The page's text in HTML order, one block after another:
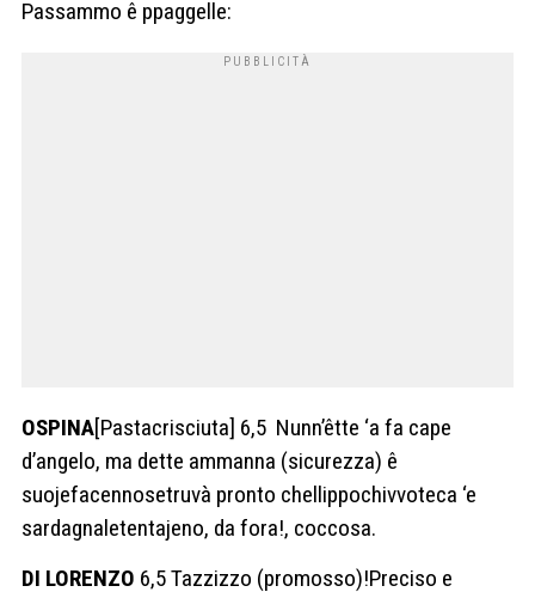
Passammo ê ppaggelle:
OSPINA[Pastacrisciuta] 6,5 Nunn’êtte ‘a fa cape
d’angelo, ma dette ammanna (sicurezza) ê
suojefacennosetruvà pronto chellippochivvoteca ‘e
sardagnaletentajeno, da fora!, coccosa.
DI LORENZO 6,5 Tazzizzo (promosso)!Preciso e